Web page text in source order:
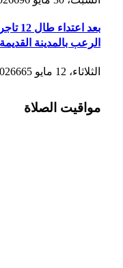
بعد
الرعب بالمدينة
الثلاثاء، 12 مايو 2026 665
مواقيت الصلاة